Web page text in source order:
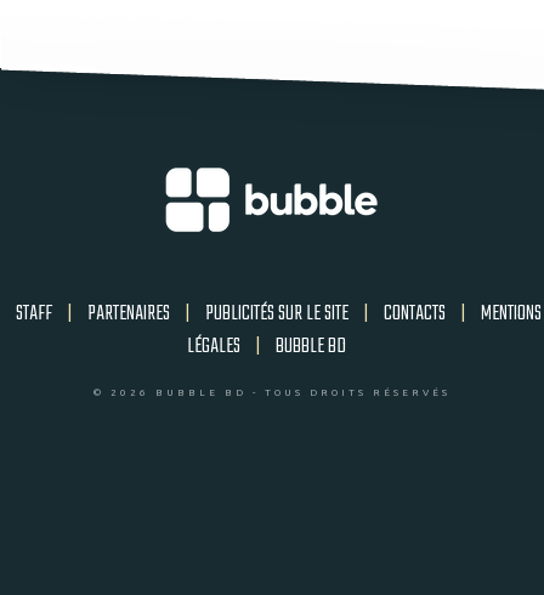
STAFF | PARTENAIRES | PUBLICITÉS SUR LE SITE | CONTACTS | MENTIONS
LÉGALES | BUBBLE BD
© 2026 BUBBLE BD - TOUS DROITS RÉSERVÉS